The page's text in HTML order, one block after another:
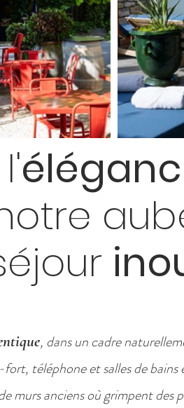
, dans un cadre
téléphone et salles de bains
murs anciens où grimpent des